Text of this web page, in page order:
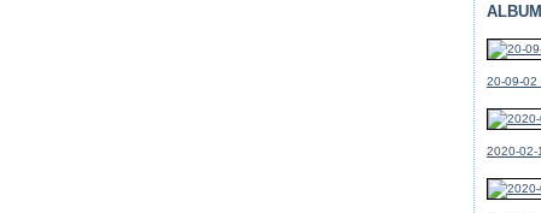
20-09-
2020-02-